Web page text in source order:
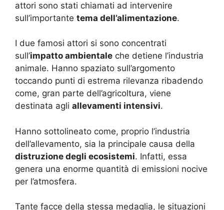
attori sono stati chiamati ad intervenire
sull’importante tema dell’alimentazione.
I due famosi attori si sono concentrati
sull’impatto ambientale che detiene l’industria
animale. Hanno spaziato sull’argomento
toccando punti di estrema rilevanza ribadendo
come, gran parte dell’agricoltura, viene
destinata agli allevamenti intensivi.
Hanno sottolineato come, proprio l’industria
dell’allevamento, sia la principale causa della
distruzione degli ecosistemi. Infatti, essa
genera una enorme quantità di emissioni nocive
per l’atmosfera.
Tante facce della stessa medaglia, le situazioni